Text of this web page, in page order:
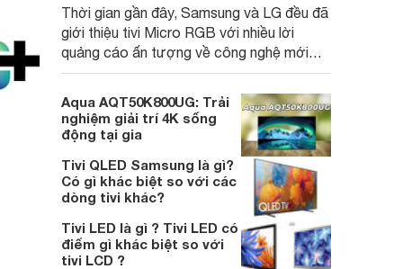
Thời gian gần đây, Samsung và LG đều đã
giới thiệu tivi Micro RGB với nhiều lời
quảng cáo ấn tượng về công nghệ mới
này. Vậy tivi Micro RGB là gì, có tốt hơn
OLED không và giá bán ra sao? Hãy cùng
tìm hiểu trong bài viết dưới đây
Aqua AQT50K800UG: Trải
nghiệm giải trí 4K sống
động tại gia
Tivi QLED Samsung là gì?
Có gì khác biệt so với các
dòng tivi khác?
Tivi LED là gì ? Tivi LED có
điểm gì khác biệt so với
tivi LCD ?